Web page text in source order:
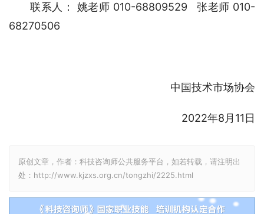
联系人： 姚老师 010-68809529   张老师 010-
68270506
中国技术市场协会
2022年8月11日
原创文章，作者：科技咨询师公共服务平台，如若转载，请注明出
处：http://www.kjzxs.org.cn/tongzhi/2225.html